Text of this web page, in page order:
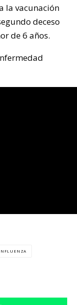
la vacunación
deceso
de 6 años.